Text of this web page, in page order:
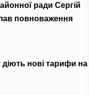
ради Сергій
повноваження
діють нові тарифи на